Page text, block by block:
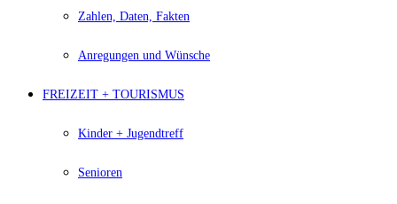
Zahlen, Daten, Fakten
Anregungen und Wünsche
FREIZEIT + TOURISMUS
Kinder + Jugendtreff
Senioren